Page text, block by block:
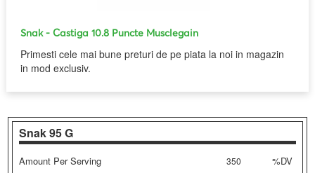
Snak- Castiga 10.8 Puncte Musclegain
Primesti cele mai bune preturi de pe piata la noi in magazin
in mod exclusiv.
Snak95 G
Amount Per Serving %DV
350